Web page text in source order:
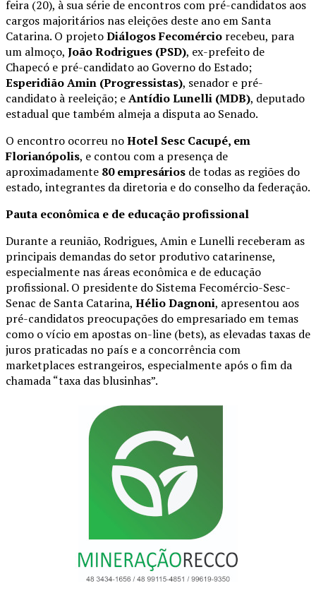
feira (20), à sua série de encontros com pré-candidatos aos
cargos majoritários nas eleições deste ano em Santa
Catarina. O projetoDiálogos Fecomércio recebeu, para
um almoço, João Rodrigues (PSD), ex-prefeito de
Chapecó e pré-candidato ao Governo do Estado;
Esperidião Amin (Progressistas), senador e pré-
candidato à reeleição; eAntídio Lunelli (MDB), deputado
estadual que também almeja a disputa ao Senado.
O encontro ocorreu noHotel Sesc Cacupé, em
Florianópolis, e contou com a presença de
aproximadamente 80 empresários de todas as regiões do
estado, integrantes da diretoria e do conselho da federação.
Pauta econômica e de educação profissional
Durante a reunião, Rodrigues, Amin e Lunelli receberam as
principais demandas do setor produtivo catarinense,
especialmente nas áreas econômica e de educação
profissional. O presidente do Sistema Fecomércio-Sesc-
Senac de Santa Catarina, Hélio Dagnoni, apresentou aos
pré-candidatos preocupações do empresariado em temas
como o vício em apostas on-line (bets), as elevadas taxas de
juros praticadas no país e a concorrência com
marketplaces estrangeiros, especialmente após o fim da
chamada “taxa das blusinhas”.